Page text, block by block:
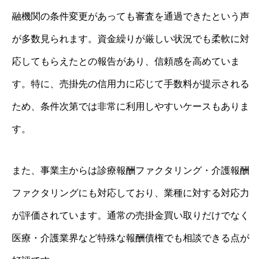
融機関の条件変更があっても審査を通過できたという声
が多数見られます。資金繰りが厳しい状況でも柔軟に対
応してもらえたとの報告があり、信頼感を高めていま
す。特に、売掛先の信用力に応じて手数料が提示される
ため、条件次第では非常に利用しやすいケースもありま
す。
また、事業主からは診療報酬ファクタリング・介護報酬
ファクタリングにも対応しており、業種に対する対応力
が評価されています。通常の売掛金買い取りだけでなく
医療・介護業界など特殊な報酬債権でも相談できる点が